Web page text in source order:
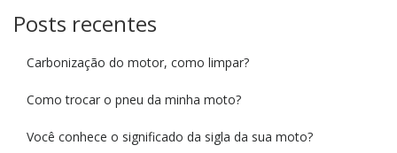
Posts recentes
Carbonização do motor, como limpar?
Como trocar o pneu da minha moto?
Você conhece o significado da sigla da sua moto?